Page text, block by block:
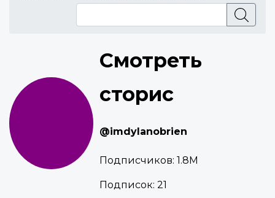
Смотреть
сторис
@imdylanobrien
Подписчиков: 1.8M
Подписок: 21